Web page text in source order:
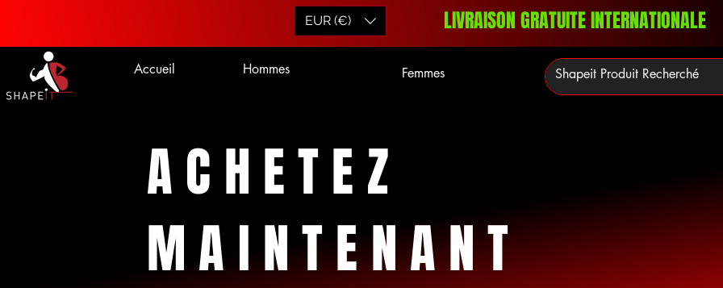
EUR (€) LIVRAISON GRATUITE INTERNATIONALE
Accueil Hommes Femmes
ACHETEZ
MAINTENANT